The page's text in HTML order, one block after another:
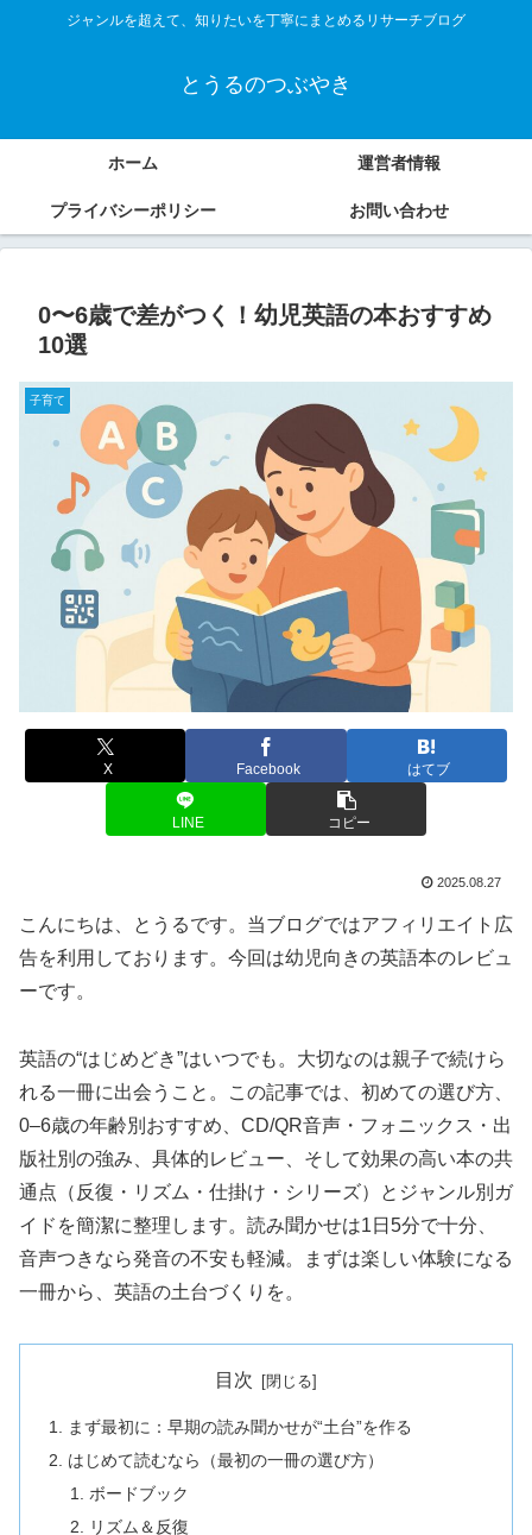
ジャンルを超えて、知りたいを丁寧にまとめるリサーチブログ
とうるのつぶやき
ホーム 運営者情報
プライバシーポリシー お問い合わせ
0〜6歳で差がつく！幼児英語の本おすすめ
10選
子育て
X Facebook はてブ
LINE コピー
2025.08.27
こんにちは、とうるです。当ブログではアフィリエイト広
告を利用しております。今回は幼児向きの英語本のレビュ
ーです。
英語の“はじめどき”はいつでも。大切なのは親子で続けら
れる一冊に出会うこと。この記事では、初めての選び方、
0–6歳の年齢別おすすめ、CD/QR音声・フォニックス・出
版社別の強み、具体的レビュー、そして効果の高い本の共
通点（反復・リズム・仕掛け・シリーズ）とジャンル別ガ
イドを簡潔に整理します。読み聞かせは1日5分で十分、
音声つきなら発音の不安も軽減。まずは楽しい体験になる
一冊から、英語の土台づくりを。
目次
まず最初に：早期の読み聞かせが“土台”を作る
はじめて読むなら（最初の一冊の選び方）
ボードブック
リズム＆反復